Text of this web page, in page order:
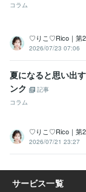
ハンドメイド制作
コラム
♡りこ♡Rico｜第
2026/07/23 07:06
夏になると思い出
ンク
記事
コラム
♡りこ♡Rico｜第
2026/07/21 23:27